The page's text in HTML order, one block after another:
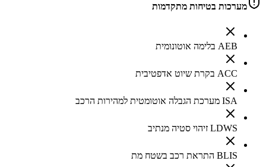
מערכות בטיחות מתקדמות
AEB בלימה אוטונומית
ACC בקרת שיוט אדפטיבית
ISA מערכת הגבלה אוטומטית למהירות הרכב
LDWS זיהוי סטיה מנתיב
BLIS התראת רכב בשטח מת